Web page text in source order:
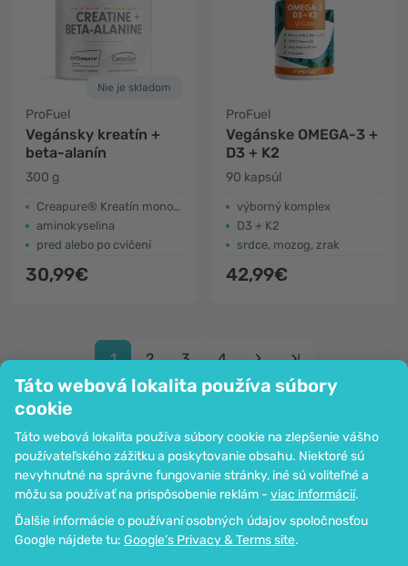
Táto webová lokalita používa súbory
cookie
Táto webová lokalita používa súbory cookie na zlepšenie vášho
používateľského zážitku a poskytovanie obsahu. Niektoré sú
nevyhnutné na správne fungovanie stránky, iné sú voliteľné a
môžu sa používať na prispôsobenie reklám - viac informácií.
Ďalšie informácie o používaní osobných údajov spoločnosťou
Google nájdete tu: Google’s Privacy & Terms site.
Nie je skladom
ProFuel
Vegánsky kreatín +
beta-alanín
300 g
Creapure® Kreatín monohydrát
aminokyselina
pred alebo po cvičení
30,99€
ProFuel
Vegánske OMEGA-3 +
D3 + K2
90 kapsúl
výborný komplex
D3 + K2
srdce, mozog, zrak
42,99€
1 2 3 4
Spoločnosť
Informácie
Pripoj sa k nám
Pomoc a objednávky